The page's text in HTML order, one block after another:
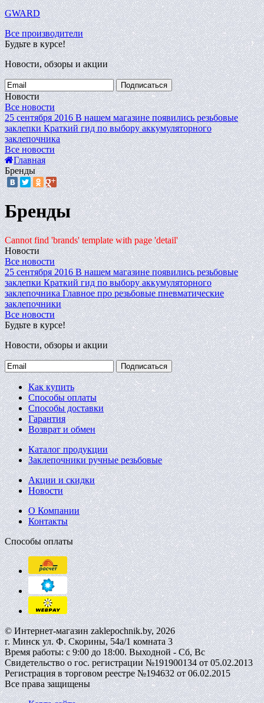
GWARD
Все производители
Будьте в курсе!
Новости, обзоры и акции
Подписаться
Новости
Все новости
25 сентября 2016 В нашем магазине появились резьбовые
заклепки Краткий гид по выбору аккумуляторного
заклепочника
Все новости
Главная
Бренды
Бренды
Cannot find 'brands' template with page 'detail'
Новости
Все новости
25 сентября 2016 В нашем магазине появились резьбовые
заклепки Краткий гид по выбору аккумуляторного
заклепочника Главное про резьбовые пневматические
заклепочники
Все новости
Будьте в курсе!
Новости, обзоры и акции
Подписаться
Как купить
Способы оплаты
Способы доставки
Гарантия
Возврат и обмен
Каталог продукции
Заклепочники ручные резьбовые
Акции и скидки
Новости
О Компании
Контакты
Способы оплаты
© Интернет-магазин zaklepochnik.by, 2026
г. Минск ул. Ф. Скорины, 54а/1 комната 3
Время работы: с 9:00 до 18:00. Выходной - Сб, Вс
Свидетельство о гос. регистрации №191900134 от 05.02.2013
Регистрация в торговом реестре №194632 от 06.02.2015
Все права защищены